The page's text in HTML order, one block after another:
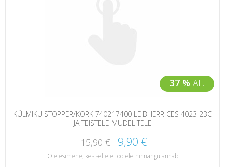
37 % AL.
KÜLMIKU STOPPER/KORK 740217400 LEIBHERR CES 4023-23C
JA TEISTELE MUDELITELE
15,90 € 9,90 €
Ole esimene, kes sellele tootele hinnangu annab